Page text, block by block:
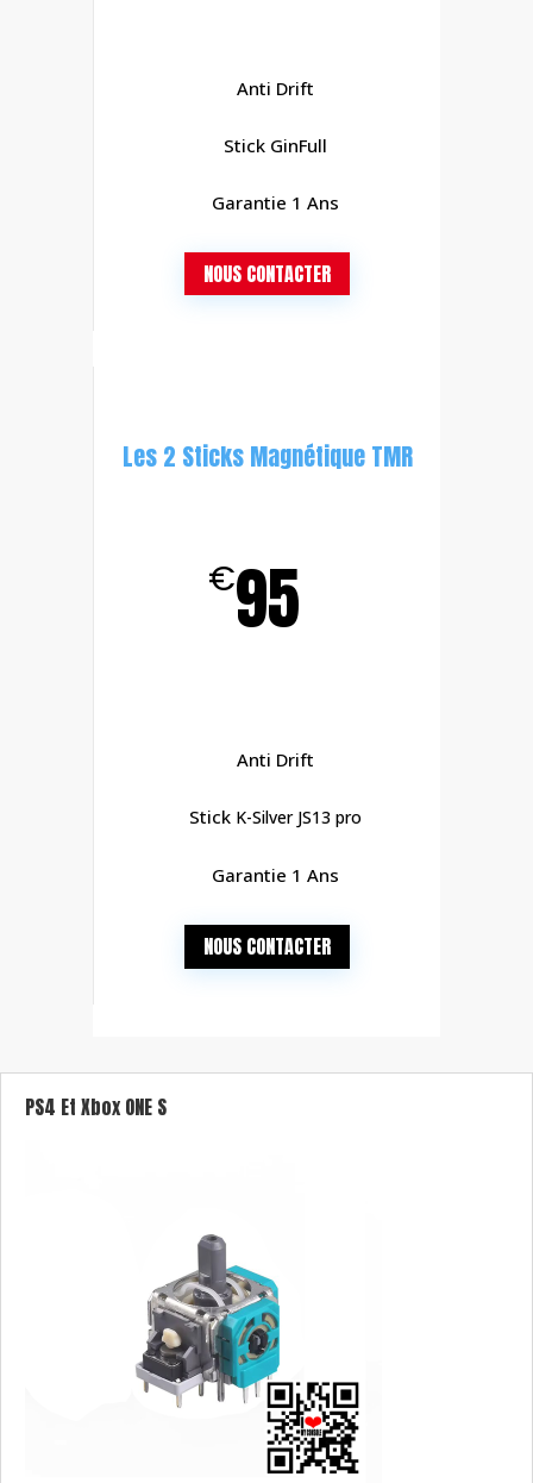
Anti Drift
Stick GinFull
Garantie 1 Ans
NOUS CONTACTER
Les 2 Sticks Magnétique TMR
€95
Anti Drift
Stick K-Silver JS13 pro
Garantie 1 Ans
NOUS CONTACTER
PS4 Et Xbox ONE S